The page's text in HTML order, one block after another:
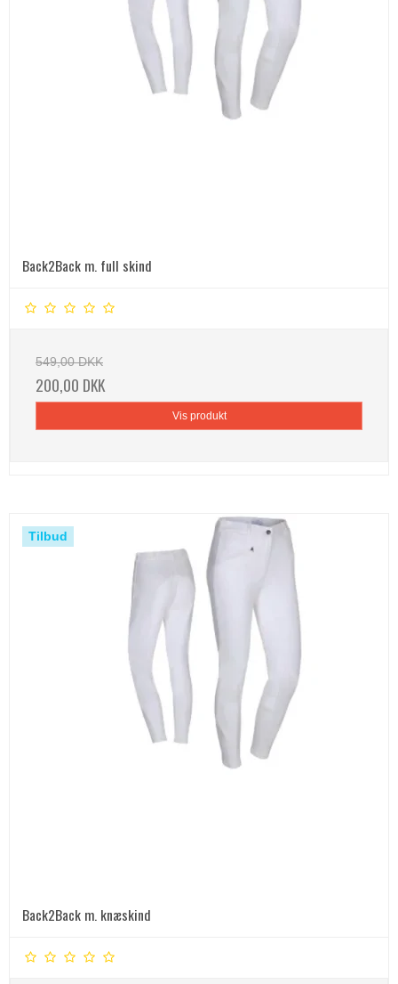
Back2Back m. full skind
549,00 DKK
200,00 DKK
Vis produkt
Tilbud
Back2Back m. knæskind